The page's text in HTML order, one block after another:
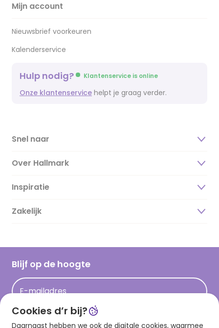
Mijn account
Nieuwsbrief voorkeuren
Kalenderservice
Hulp nodig? Klantenservice is online
Onze klantenservice helpt je graag verder.
Snel naar
Over Hallmark
Over ons
Duurzaamheid
Hallmark Kaartclub
Acties
Inspiratie
Magazine
Cadeau inspiratie
Op kamp gedichten en versjes
Leuke en grappige op kamp teksten
Zakelijk
Blijf op de hoogte
E-mailadres
Aanmelden
Cookies d’r bij?
Daarnaast hebben we ook de digitale cookies, waarmee